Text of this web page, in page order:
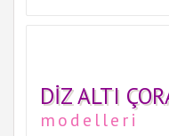
DIZ ALTI
modelleri